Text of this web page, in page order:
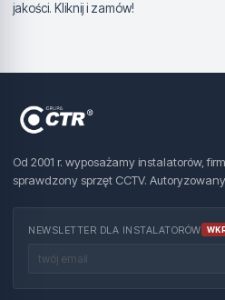
jakości. Kliknij i zamów!
Od 2001 r. wyposażamy instalatorów,
sprawdzony sprzęt CCTV.
NEWSLETTER DLA INSTALATORÓW